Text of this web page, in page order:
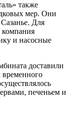
также
мер. Они
Для
компания
и насосные
доставили
временного
печеньем и